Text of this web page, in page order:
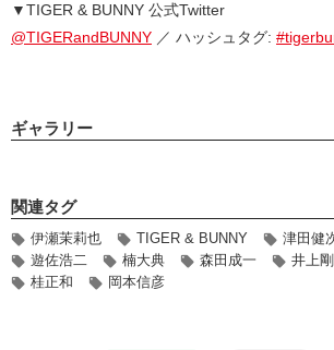
▼TIGER & BUNNY 公式Twitter
@TIGERandBUNNY ／ ハッシュタグ:
ギャラリー
関連タグ
伊瀬茉莉也 TIGER & BUNNY 津田健
遊佐浩二
楠大典 森田成一 井上剛
桂正和
岡本信彦